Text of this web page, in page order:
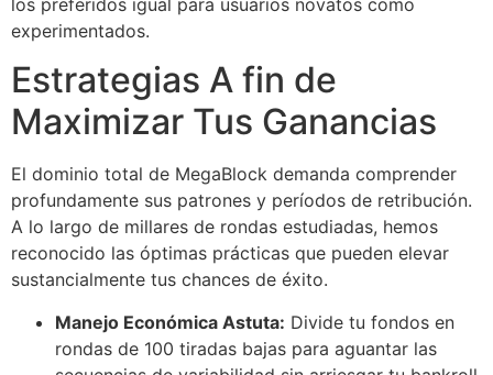
experimentados.
Estrategias A fin de
Maximizar Tus Ganancias
El dominio total de MegaBlock demanda comprender
profundamente sus patrones y períodos de retribución.
A lo largo de millares de rondas estudiadas, hemos
reconocido las óptimas prácticas que pueden elevar
sustancialmente tus chances de éxito.
Manejo Económica Astuta: Divide tu fondos en
rondas de 100 tiradas bajas para aguantar las